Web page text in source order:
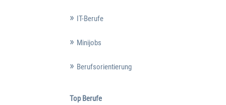
IT-Berufe
Minijobs
Berufsorientierung
Top Berufe